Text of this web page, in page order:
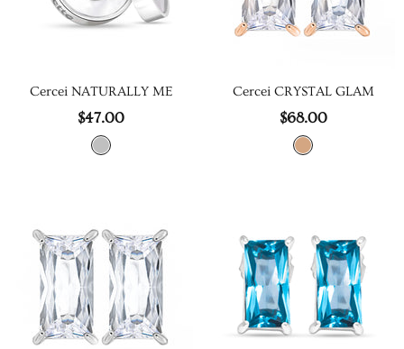
Cercei NATURALLY ME
$47.00
Cercei CRYSTAL GLAM
$68.00